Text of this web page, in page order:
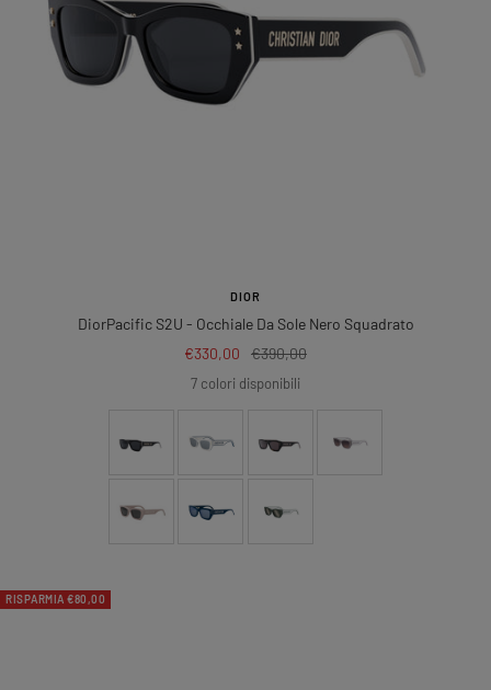
DIOR
DiorPacific S2U - Occhiale Da Sole Nero Squadrato
Prezzo
di
€330,00
Prezzo
regolare
€390,00
7 colori disponibili
RISPARMIA €80,00